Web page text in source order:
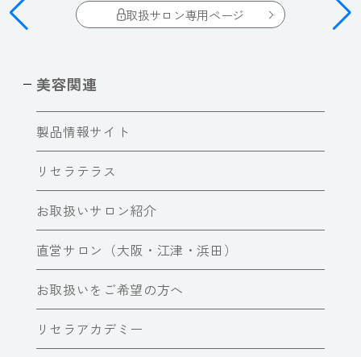
取扱サロン専用ページ
美容関連
製品情報サイト
リセラテラス
お取扱いサロン紹介
直営サロン（大阪・江津・浜田）
お取扱いをご希望の方へ
リセラアカデミー